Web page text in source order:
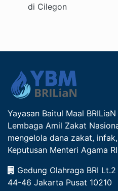
di Cilegon
Yayasan Baitul Maal
Lembaga Amil Zakat
mengelola dana zakat,
Keputusan Menteri Agama
Gedung Olahraga BRI
44-46 Jakarta Pusat 10210